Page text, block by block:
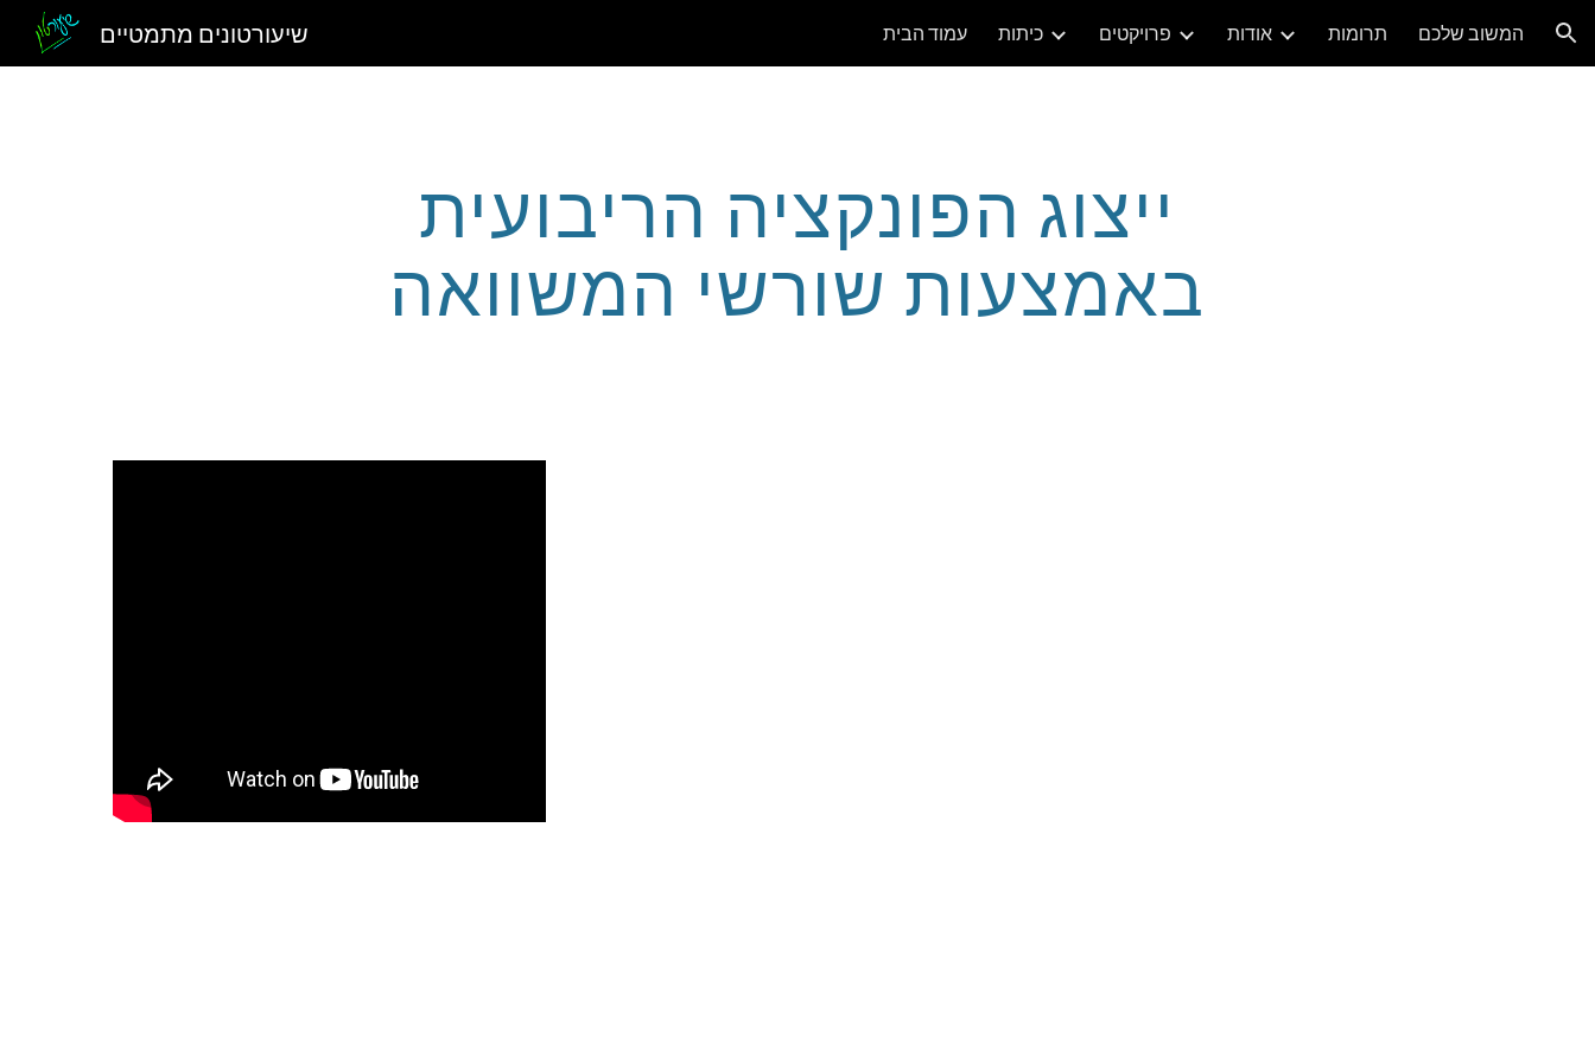
Skip to navigation שיעורטונים מתמטיים עמוד הבית כיתות פרויקטים אודות תרומות המשוב שלכם
ייצוג הפונקציה הריבועית
באמצעות שורשי המשוואה